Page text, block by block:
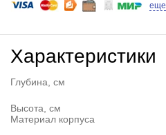
еще
Характеристики
Глубина, см
Высота, см
Материал корпуса